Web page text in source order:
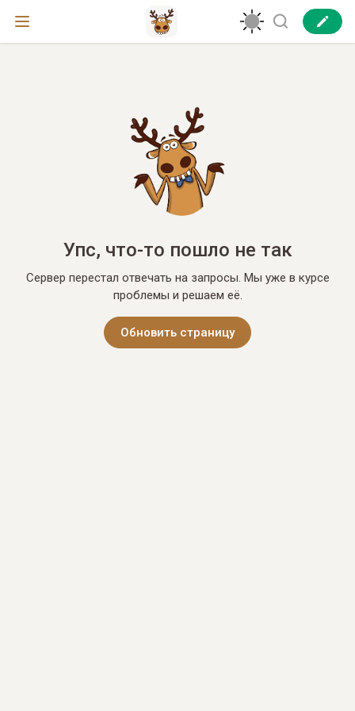
Упс, что-то пошло не так
Сервер перестал отвечать на запросы. Мы уже в курсе
проблемы и решаем её.
Обновить страницу